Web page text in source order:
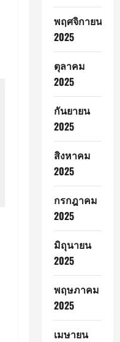
พฤศจิกายน
2025
ตุลาคม
2025
กันยายน
2025
สิงหาคม
2025
กรกฎาคม
2025
มิถุนายน
2025
พฤษภาคม
2025
เมษายน